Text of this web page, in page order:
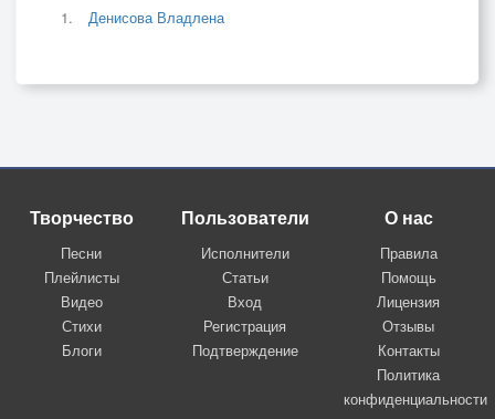
Денисова Владлена
Творчество
Песни
Плейлисты
Видео
Стихи
Блоги
Пользователи
Исполнители
Статьи
Вход
Регистрация
Подтверждение
О нас
Правила
Помощь
Лицензия
Отзывы
Контакты
Политика
конфиденциальности